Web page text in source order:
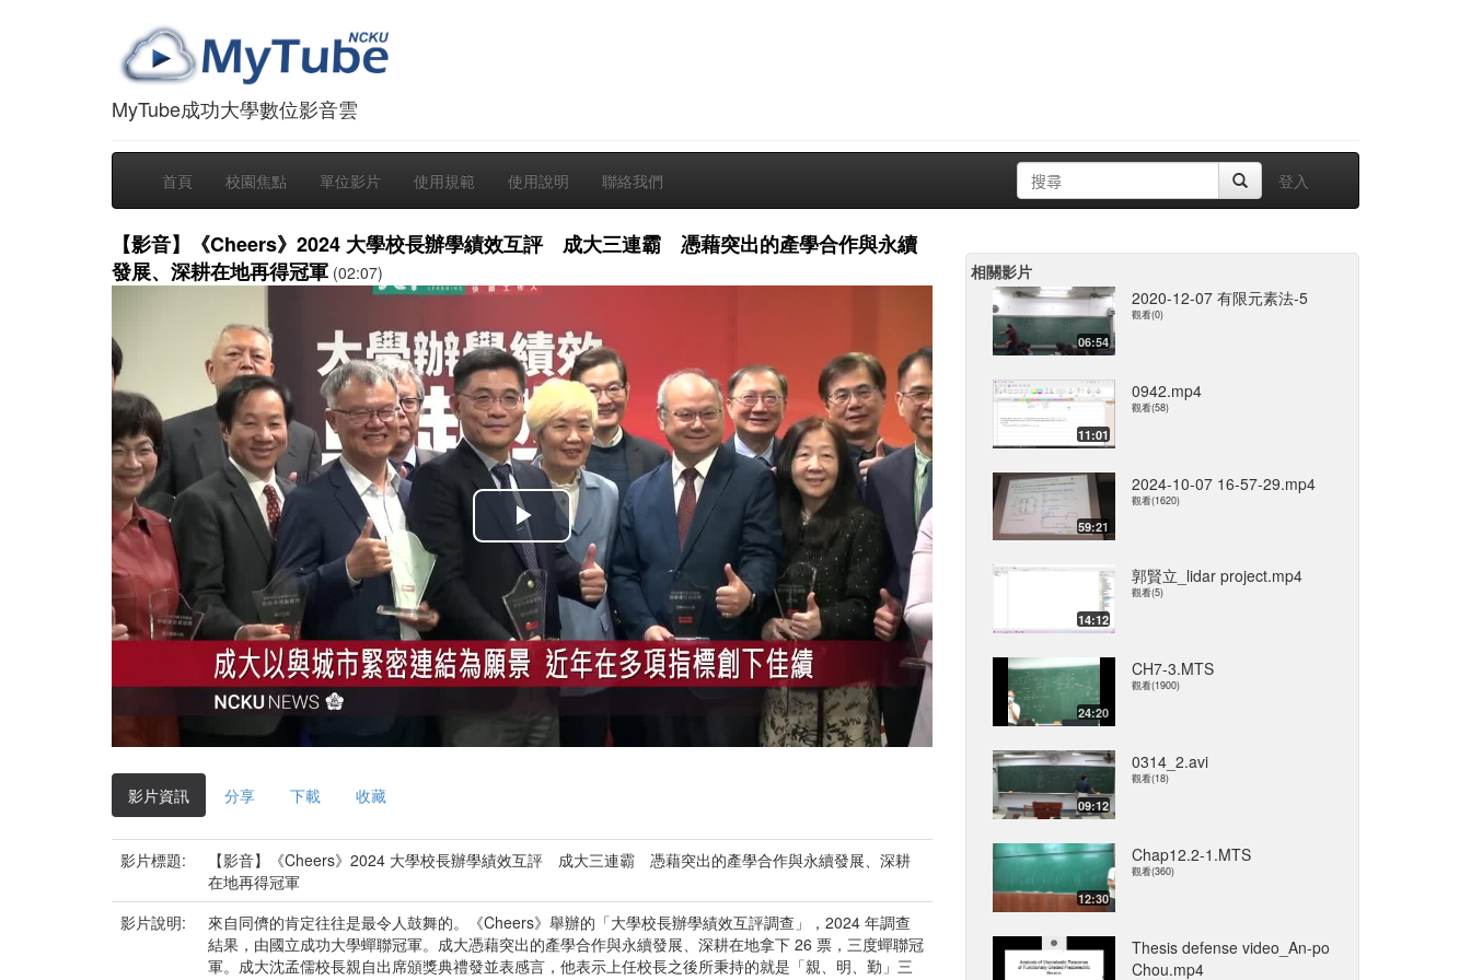
MyTube成功大學數位影音雲
首頁 校園焦點 單位影片 使用規範 使用說明 聯絡我們 登入
【影音】《Cheers》2024 大學校長辦學績效互評 成大三連霸 憑藉突出的產學合作與永續
發展、深耕在地再得冠軍 (02:07)
播
放
影
片
影片資訊 分享 下載 收藏
影片標題:
【影音】《Cheers》2024 大學校長辦學績效互評 成大三連霸 憑藉突出的產學合作與永續發展、深耕
在地再得冠軍
影片說明:
來自同儕的肯定往往是最令人鼓舞的。《Cheers》舉辦的「大學校長辦學績效互評調查」，2024 年調查
結果，由國立成功大學蟬聯冠軍。成大憑藉突出的產學合作與永續發展、深耕在地拿下 26 票，三度蟬聯冠
軍。成大沈孟儒校長親自出席頒獎典禮發並表感言，他表示上任校長之後所秉持的就是「親、明、勤」三
相關影片
06:54
2020-12-07 有限元素法-5
觀看(0)
11:01
0942.mp4
觀看(58)
59:21
2024-10-07 16-57-29.mp4
觀看(1620)
14:12
郭賢立_lidar project.mp4
觀看(5)
24:20
CH7-3.MTS
觀看(1900)
09:12
0314_2.avi
觀看(18)
12:30
Chap12.2-1.MTS
觀看(360)
Thesis defense video_An-po
Chou.mp4